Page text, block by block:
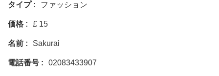
タイプ ファッション
価格 £ 15
名前 Sakurai
電話番号 02083433907